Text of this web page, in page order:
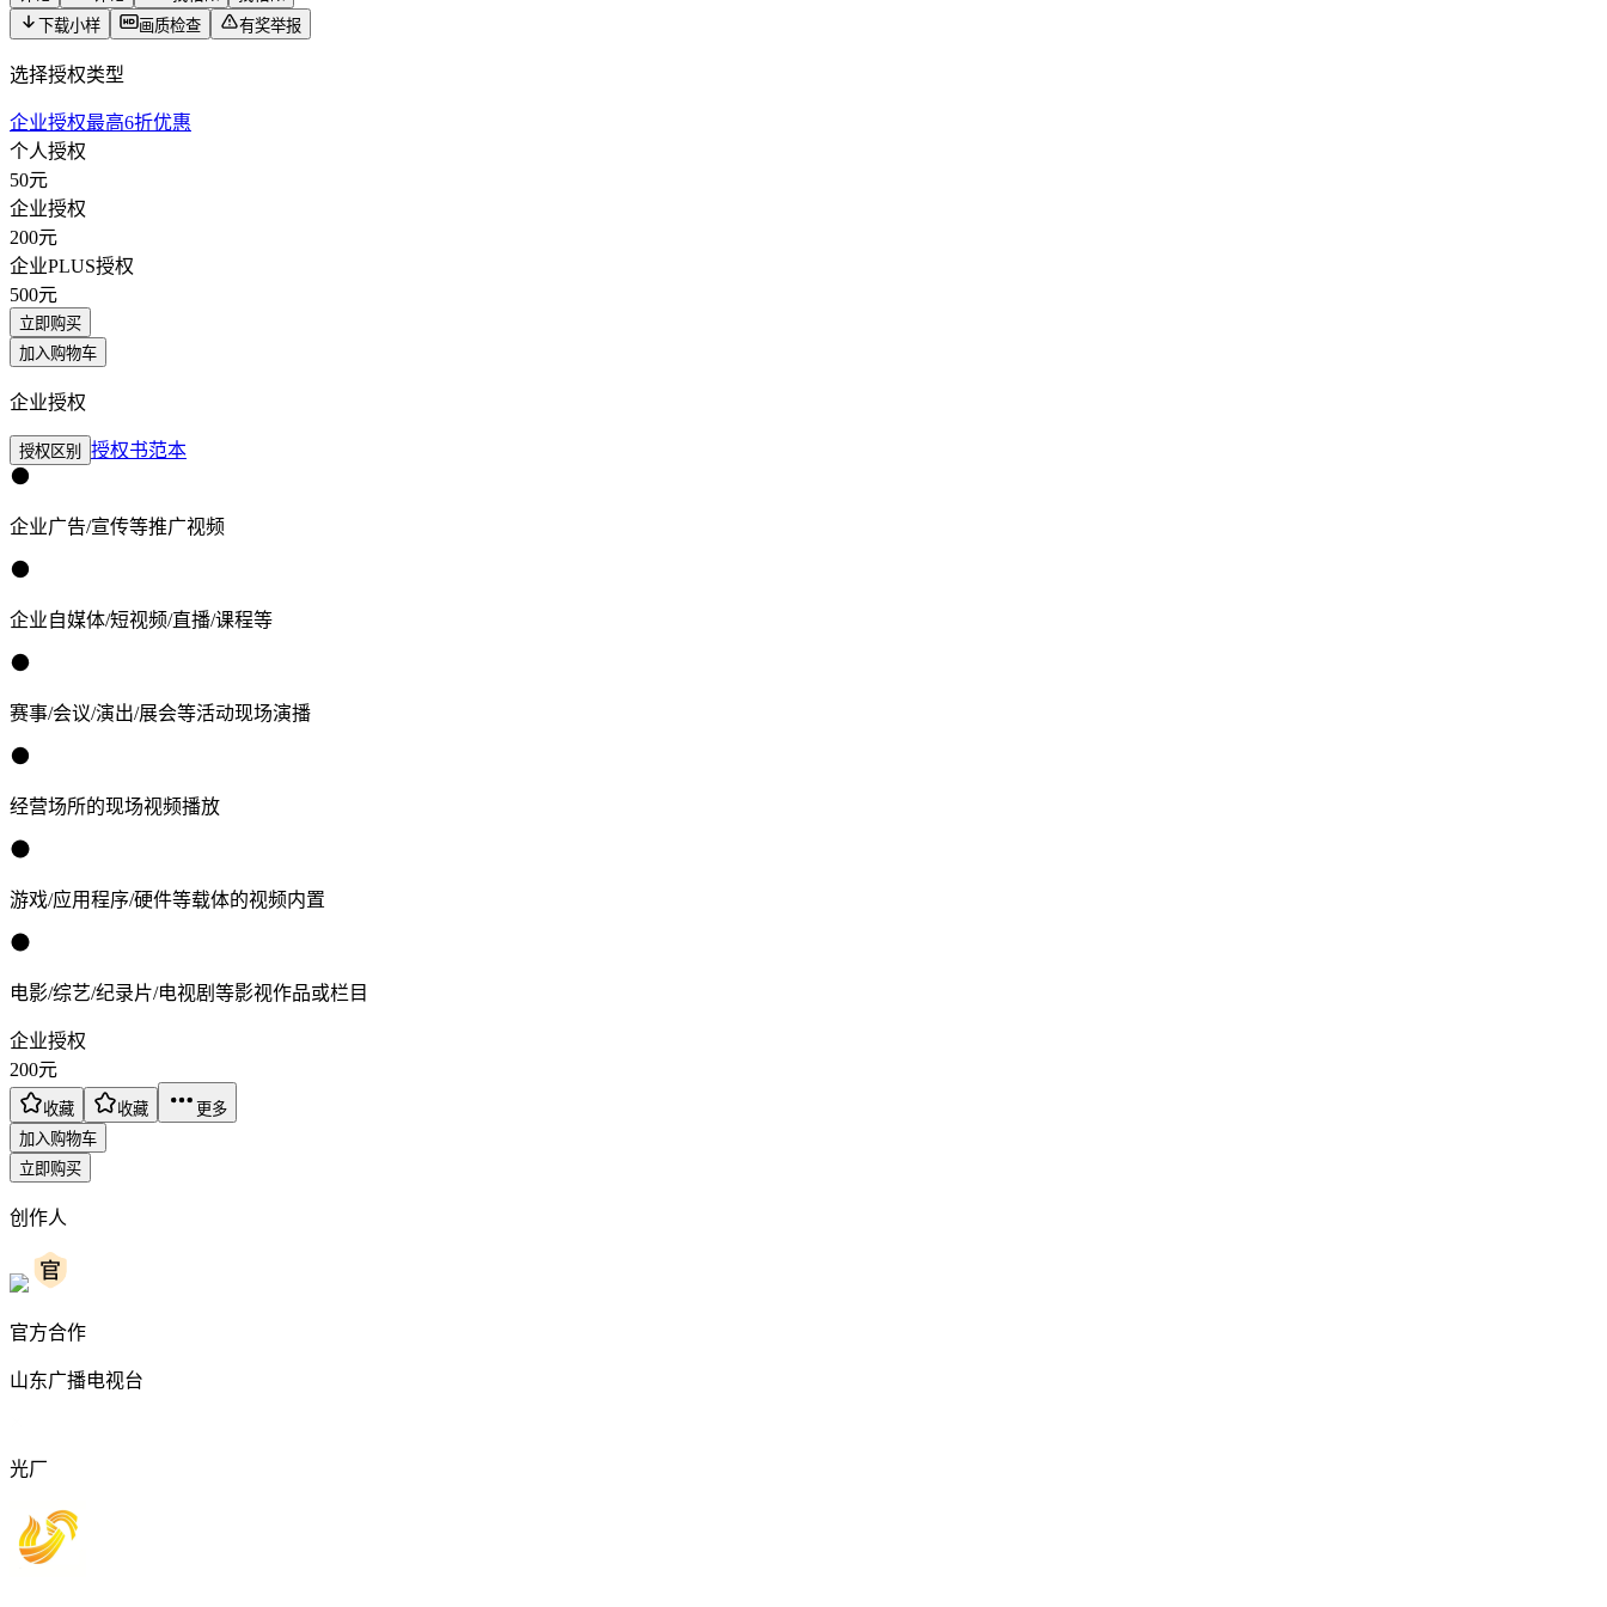
下载小样
画质检查 有奖举报
选择授权类型
企业授权最高6折优惠
个人授权
50元
企业授权
200元
企业PLUS授权
500元
立即购买
加入购物车
企业授权
授权区别 授权书范本
企业广告/宣传等推广视频
企业自媒体/短视频/直播/课程等
赛事/会议/演出/展会等活动现场演播
经营场所的现场视频播放
游戏/应用程序/硬件等载体的视频内置
电影/综艺/纪录片/电视剧等影视作品或栏目
企业授权
200元
收藏 收藏
更多
加入购物车
立即购买
创作人
官方合作
山东广播电视台
光厂